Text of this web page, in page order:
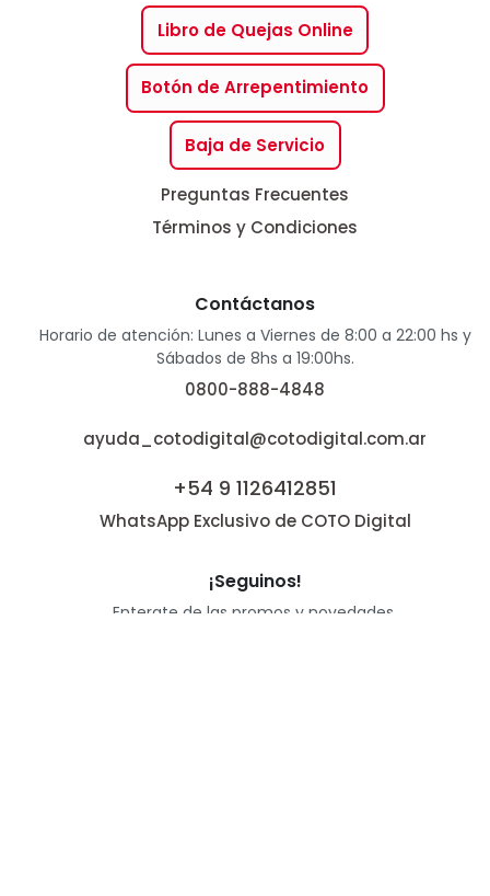
Libro de Quejas Online
Botón de Arrepentimiento
Baja de Servicio
Preguntas Frecuentes
Términos y Condiciones
Contáctanos
Horario de atención: Lunes a Viernes de 8:00 a 22:00 hs y
Sábados de 8hs a 19:00hs.
0800-888-4848
ayuda_cotodigital@cotodigital.com.ar
+54 9 1126412851
WhatsApp Exclusivo de COTO Digital
¡Seguinos!
Enterate de las promos y novedades.